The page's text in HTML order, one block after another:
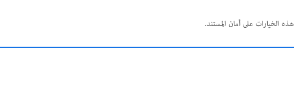
الخيارات على أمان المستند.